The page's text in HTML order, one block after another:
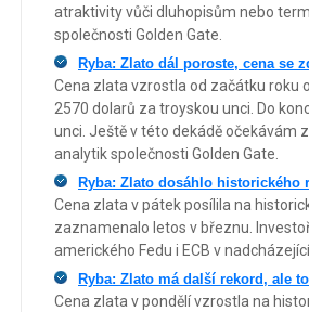
atraktivity vůči dluhopisům nebo
společnosti Golden Gate.
Ryba: Zlato dál poroste, cena se
Cena zlata vzrostla od začátku roku
2570 dolarů za troyskou unci. Do
unci. Ještě v této dekádě očekávám
analytik společnosti Golden Gate.
Ryba: Zlato dosáhlo historického
Cena zlata v pátek posílila na
zaznamenalo letos v březnu.
amerického Fedu i ECB v
Ryba: Zlato má další rekord, ale
Cena zlata v pondělí vzrostla na